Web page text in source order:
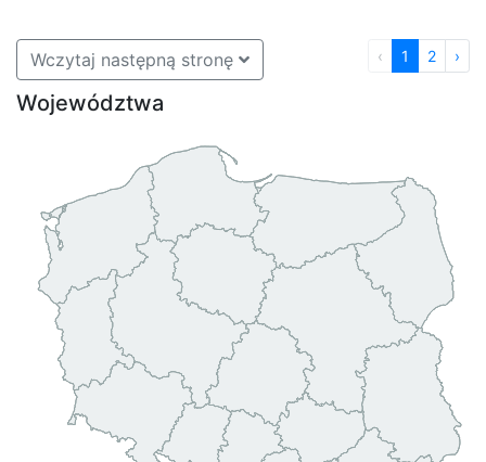
Wczytaj następną stronę ‹ 1 2 ›
Województwa